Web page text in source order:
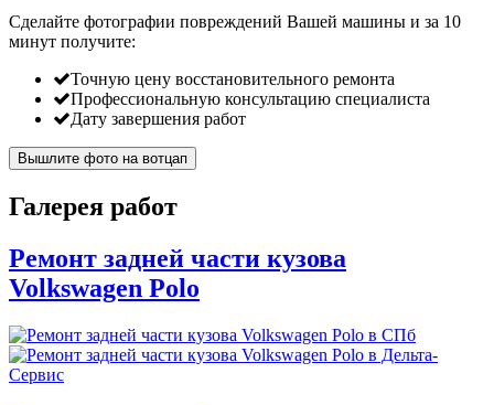
Сделайте фотографии повреждений Вашей машины и за 10
минут получите:
Точную цену восстановительного ремонта
Профессиональную консультацию специалиста
Дату завершения работ
Вышлите фото на вотцап
Галерея работ
Ремонт задней части кузова
Volkswagen Polo